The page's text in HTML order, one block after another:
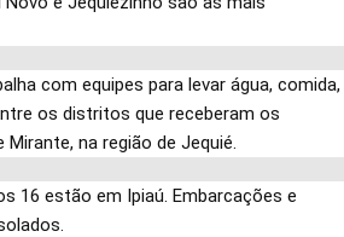
com equipes para levar água, comida,
os distritos que receberam os
na região de Jequié.
16 estão em Ipiaú. Embarcações e